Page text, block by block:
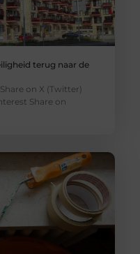
terug naar de
on X (Twitter)
Share on